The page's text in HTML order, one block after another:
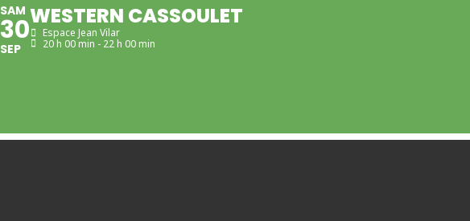
SAM
30
SEP
WESTERN CASSOULET
Espace Jean Vilar
20 h 00 min - 22 h 00 min